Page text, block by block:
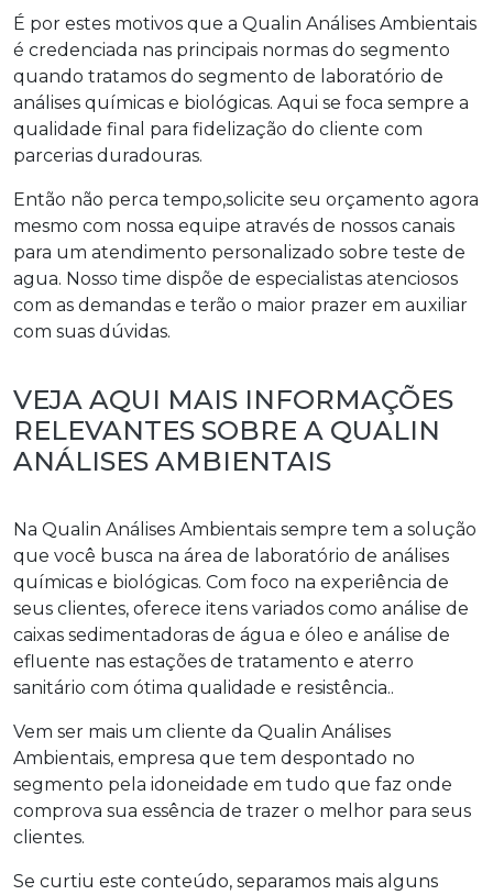
É por estes motivos que a Qualin Análises Ambientais
é credenciada nas principais normas do segmento
quando tratamos do segmento de laboratório de
análises químicas e biológicas. Aqui se foca sempre a
qualidade final para fidelização do cliente com
parcerias duradouras.
Então não perca tempo,solicite seu orçamento agora
mesmo com nossa equipe através de nossos canais
para um atendimento personalizado sobre teste de
agua. Nosso time dispõe de especialistas atenciosos
com as demandas e terão o maior prazer em auxiliar
com suas dúvidas.
VEJA AQUI MAIS INFORMAÇÕES
RELEVANTES SOBRE A QUALIN
ANÁLISES AMBIENTAIS
Na Qualin Análises Ambientais sempre tem a solução
que você busca na área de laboratório de análises
químicas e biológicas. Com foco na experiência de
seus clientes, oferece itens variados como análise de
caixas sedimentadoras de água e óleo e análise de
efluente nas estações de tratamento e aterro
sanitário com ótima qualidade e resistência..
Vem ser mais um cliente da Qualin Análises
Ambientais, empresa que tem despontado no
segmento pela idoneidade em tudo que faz onde
comprova sua essência de trazer o melhor para seus
clientes.
Se curtiu este conteúdo, separamos mais alguns